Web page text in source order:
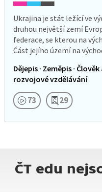
Ukrajina je stát ležící ve
druhou největší zemí
federace, se kterou na
Část jejího území na
Dějepis · Zeměpis ·
rozvojové vzdělávání
73 29
ČT edu